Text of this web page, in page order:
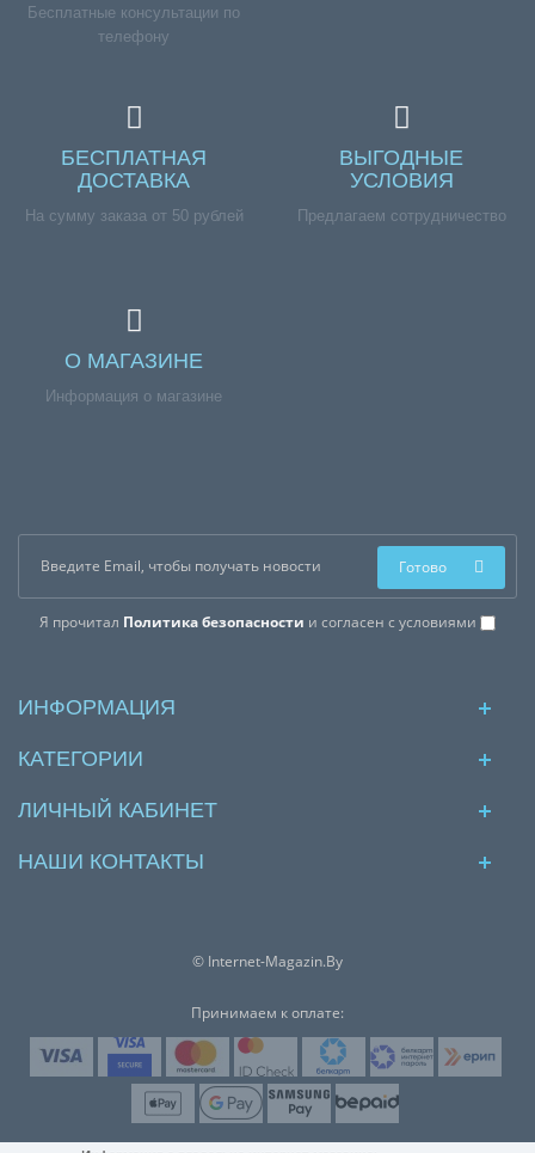
Бесплатные консультации по
телефону
БЕСПЛАТНАЯ
ДОСТАВКА
На сумму заказа от 50 рублей
ВЫГОДНЫЕ
УСЛОВИЯ
Предлагаем сотрудничество
О МАГАЗИНЕ
Информация о магазине
Я прочитал Политика безопасности и согласен с условиями
Готово
ИНФОРМАЦИЯ
КАТЕГОРИИ
ЛИЧНЫЙ КАБИНЕТ
НАШИ КОНТАКТЫ
© Internet-Magazin.By
Принимаем к оплате: